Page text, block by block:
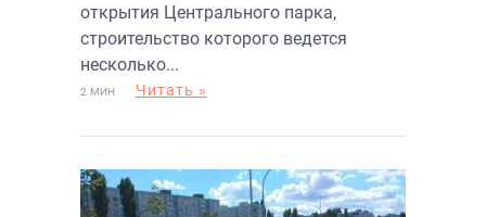
открытия Центрального парка,
строительство которого ведется
несколько...
2 МИН Читать »